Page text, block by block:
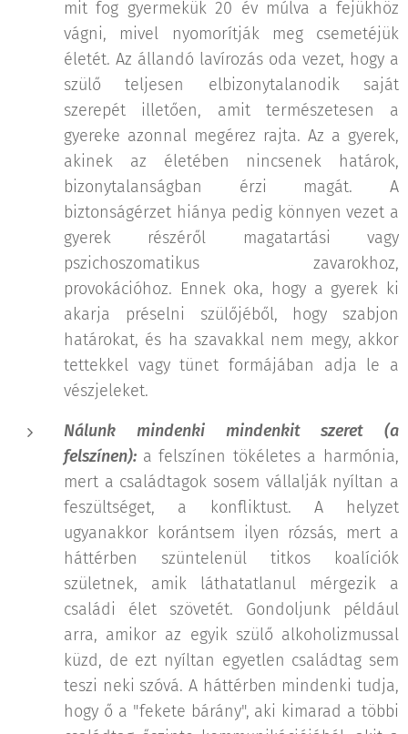
mit fog gyermekük 20 év múlva a fejükhöz
vágni, mivel nyomorítják meg csemetéjük
életét. Az állandó lavírozás oda vezet, hogy a
szülő teljesen elbizonytalanodik saját
szerepét illetően, amit természetesen a
gyereke azonnal megérez rajta. Az a gyerek,
akinek az életében nincsenek határok,
bizonytalanságban érzi magát. A
biztonságérzet hiánya pedig könnyen vezet a
gyerek részéről magatartási vagy
pszichoszomatikus zavarokhoz,
provokációhoz. Ennek oka, hogy a gyerek ki
akarja préselni szülőjéből, hogy szabjon
határokat, és ha szavakkal nem megy, akkor
tettekkel vagy tünet formájában adja le a
vészjeleket.
Nálunk mindenki mindenkit szeret (a
felszínen): a felszínen tökéletes a harmónia,
mert a családtagok sosem vállalják nyíltan a
feszültséget, a konfliktust. A helyzet
ugyanakkor korántsem ilyen rózsás, mert a
háttérben szüntelenül titkos koalíciók
születnek, amik láthatatlanul mérgezik a
családi élet szövetét. Gondoljunk például
arra, amikor az egyik szülő alkoholizmussal
küzd, de ezt nyíltan egyetlen családtag sem
teszi neki szóvá. A háttérben mindenki tudja,
hogy ő a "fekete bárány", aki kimarad a többi